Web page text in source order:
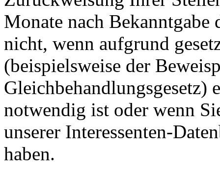
Monate nach
nicht, wenn aufgrund
(beispielsweise der
Gleichbehandlungsgesetz)
notwendig ist oder wenn
unserer Interessenten-
haben.